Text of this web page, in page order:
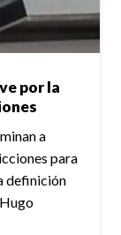
por la
a
para
definición